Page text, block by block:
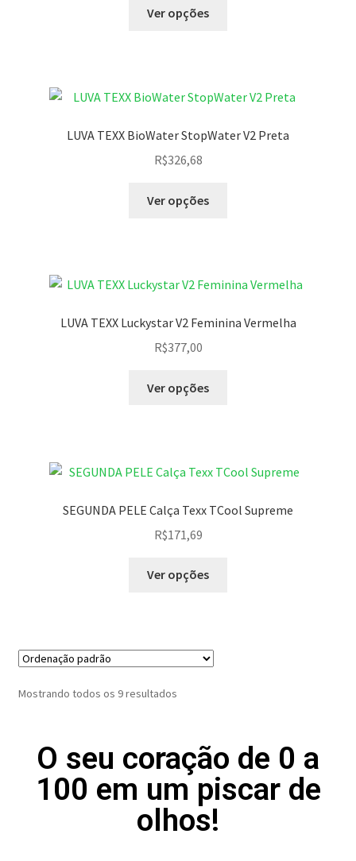
Ver opções
LUVA TEXX BioWater StopWater V2 Preta
R$326,68
Ver opções
LUVA TEXX Luckystar V2 Feminina Vermelha
R$377,00
Ver opções
SEGUNDA PELE Calça Texx TCool Supreme
R$171,69
Ver opções
Mostrando todos os 9 resultados
O seu coração de 0 a
100 em um piscar de
olhos!